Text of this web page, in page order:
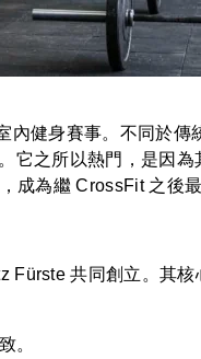
健身賽事。不同於傳
它之所以熱門，是因為
成為繼 CrossFit 之後
Fürste 共同創立。其
。